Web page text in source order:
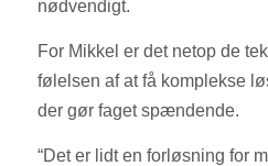
nødvendigt.
For Mikkel er det netop de
følelsen af at få komplekse
der gør faget spændende.
“Det er lidt en forløsning for